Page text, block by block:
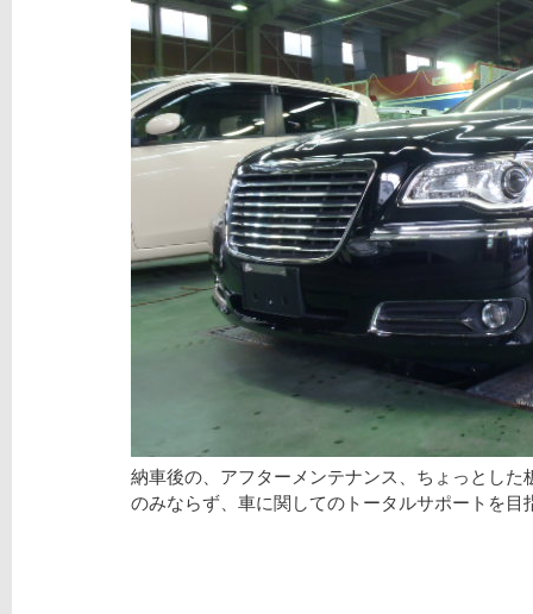
納車後の、アフターメンテナンス、ちょっとした
のみならず、車に関してのトータルサポートを目